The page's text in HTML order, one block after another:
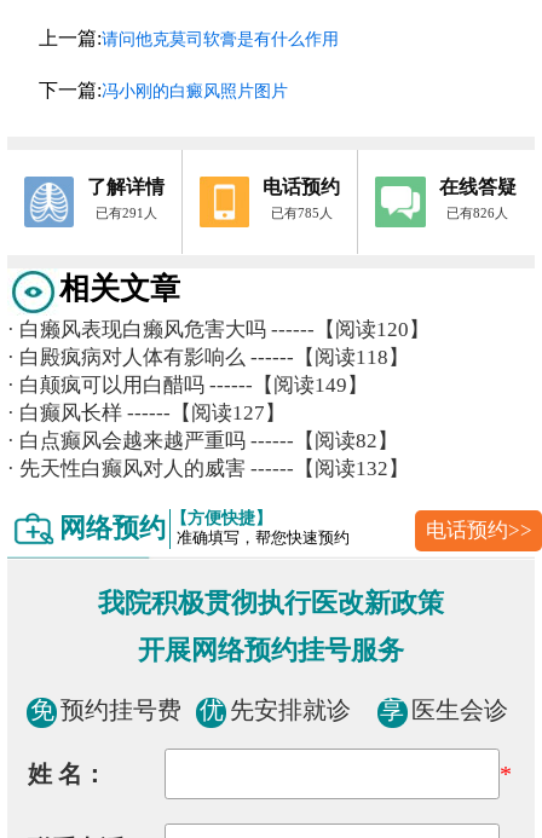
上一篇:请问他克莫司软膏是有什么作用
下一篇:冯小刚的白癜风照片图片
了解详情
已有291人
电话预约
已有785人
在线答疑
已有826人
相关文章
· 白癞风表现白癞风危害大吗 ------【阅读120】
· 白殿疯病对人体有影响么 ------【阅读118】
· 白颠疯可以用白醋吗 ------【阅读149】
· 白癫风长样 ------【阅读127】
· 白点癫风会越来越严重吗 ------【阅读82】
· 先天性白癫风对人的威害 ------【阅读132】
网络预约 【方便快捷】
准确填写，帮您快速预约 电话预约>>
我院积极贯彻执行医改新政策
开展网络预约挂号服务
免 预约挂号费 优 先安排就诊 享 医生会诊
姓 名： *